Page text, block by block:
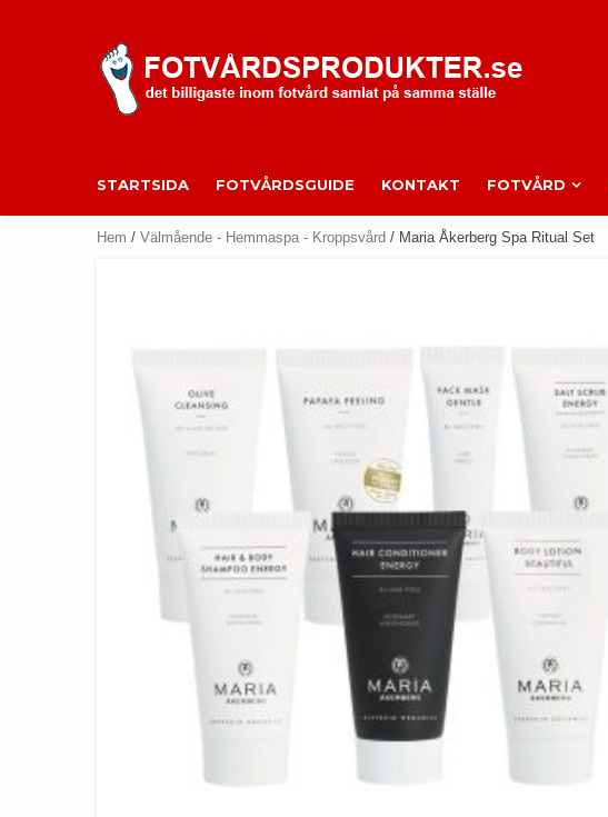
STARTSIDA FOTVÅRDSGUIDE KONTAKT FOTVÅRD
Hem / Välmående - Hemmaspa - Kroppsvård / Maria Åkerberg Spa Ritual Set